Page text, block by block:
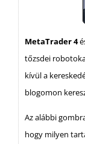
MetaTrader 4
tőzsdei
kívül a
blogomon
Az alábbi
hogy milyen